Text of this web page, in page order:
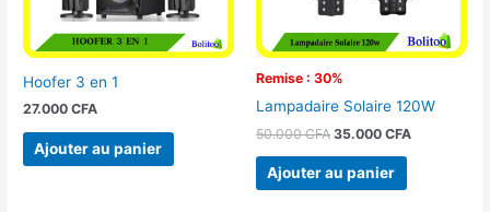
Hoofer 3 en 1
27.000CFA
Ajouter au panier
Remise : 30%
Lampadaire Solaire 120W
50.000CFA 35.000 CFA
Ajouter au panier